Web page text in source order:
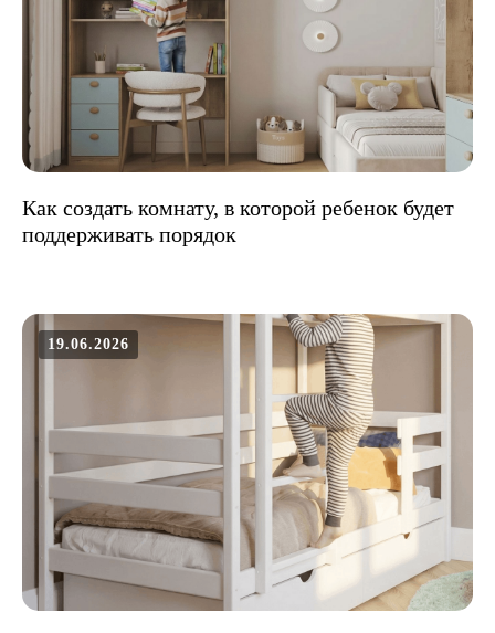
Как создать комнату, в которой ребенок будет
поддерживать порядок
19.06.2026